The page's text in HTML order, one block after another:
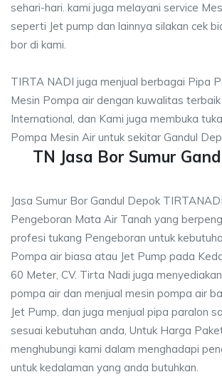
sehari-hari. kami juga melayani service
seperti Jet pump dan lainnya silakan cek
bor di kami.
TIRTA NADI juga menjual berbagai Pipa
Mesin Pompa air dengan kuwalitas
International, dan Kami juga membuka
Pompa Mesin Air untuk sekitar Gandul
TN Jasa Bor Sumur
Jasa Sumur Bor Gandul Depok
Pengeboran Mata Air Tanah yang
profesi tukang Pengeboran untuk
Pompa air biasa atau Jet Pump pada
60 Meter, CV. Tirta Nadi juga
pompa air dan menjual mesin pompa air
Jet Pump, dan juga menjual pipa paralon
sesuai kebutuhan anda, Untuk Harga
menghubungi kami dalam menghadapi
untuk kedalaman yang anda butuhkan.